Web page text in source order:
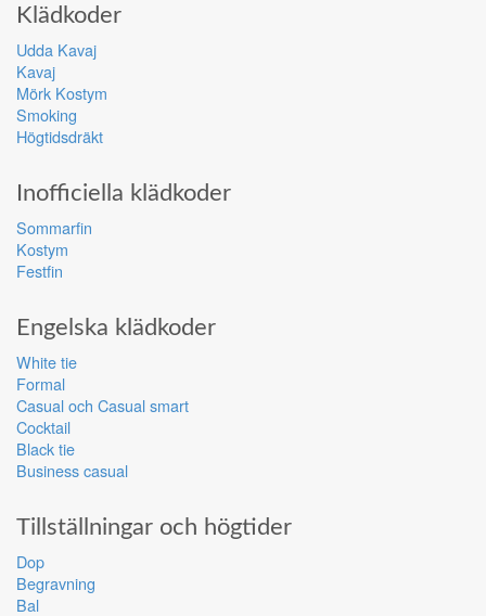
Klädkoder
Udda Kavaj
Kavaj
Mörk Kostym
Smoking
Högtidsdräkt
Inofficiella klädkoder
Sommarfin
Kostym
Festfin
Engelska klädkoder
White tie
Formal
Casual och Casual smart
Cocktail
Black tie
Business casual
Tillställningar och högtider
Dop
Begravning
Bal